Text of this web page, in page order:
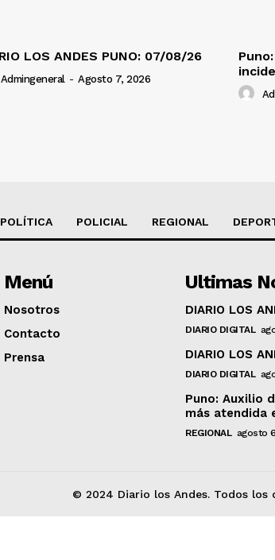
LOS ANDES PUNO: 07/08/26
Admingeneral - Agosto 7, 2026
POLÍTICA POLICIAL REGIONAL
Menú
Nosotros
Contacto
Prensa
Ultimas
DIARIO LOS
DIARIO DIGITAL
DIARIO LOS
DIARIO DIGITAL
Puno: Auxilio
más atendida
REGIONAL agosto
© 2024 Diario los Andes. Todos los